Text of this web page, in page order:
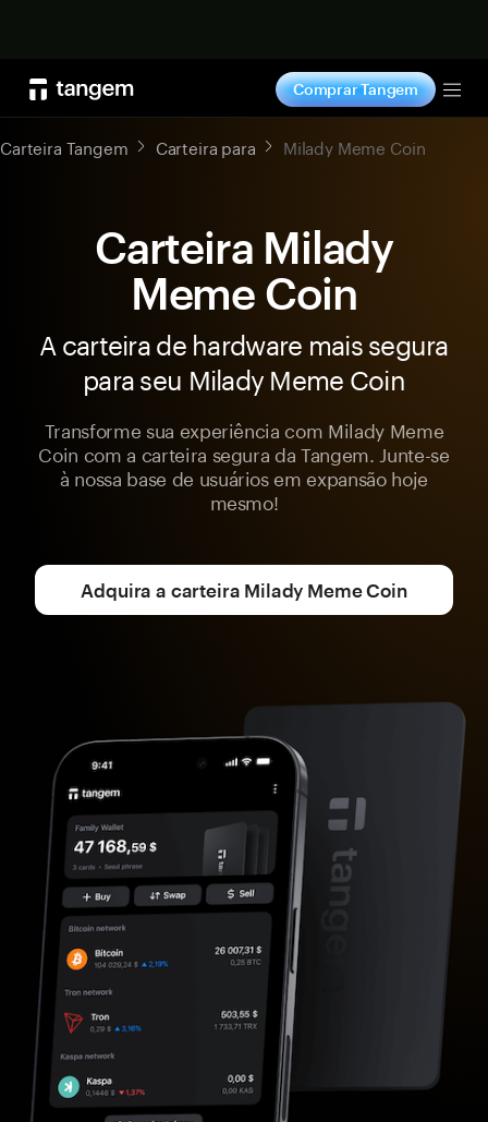
Comprar Tangem
Carteira Tangem Carteira para Milady Meme Coin
Carteira Milady
Meme Coin
A carteira de hardware mais segura
para seu Milady Meme Coin
Transforme sua experiência com Milady Meme
Coin com a carteira segura da Tangem. Junte-se
à nossa base de usuários em expansão hoje
mesmo!
Adquira a carteira Milady Meme Coin